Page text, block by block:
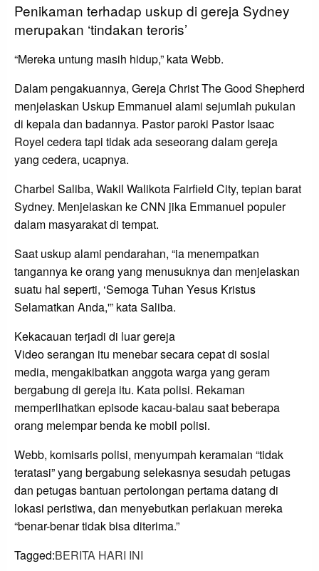
Penikaman terhadap uskup di gereja Sydney
merupakan ‘tindakan teroris’
“Mereka untung masih hidup,” kata Webb.
Dalam pengakuannya, Gereja Christ The Good Shepherd
menjelaskan Uskup Emmanuel alami sejumlah pukulan
di kepala dan badannya. Pastor paroki Pastor Isaac
Royel cedera tapi tidak ada seseorang dalam gereja
yang cedera, ucapnya.
Charbel Saliba, Wakil Walikota Fairfield City, tepian barat
Sydney. Menjelaskan ke CNN jika Emmanuel populer
dalam masyarakat di tempat.
Saat uskup alami pendarahan, “ia menempatkan
tangannya ke orang yang menusuknya dan menjelaskan
suatu hal seperti, ‘Semoga Tuhan Yesus Kristus
Selamatkan Anda,'” kata Saliba.
Kekacauan terjadi di luar gereja
Video serangan itu menebar secara cepat di sosial
media, mengakibatkan anggota warga yang geram
bergabung di gereja itu. Kata polisi. Rekaman
memperlihatkan episode kacau-balau saat beberapa
orang melempar benda ke mobil polisi.
Webb, komisaris polisi, menyumpah keramaian “tidak
teratasi” yang bergabung selekasnya sesudah petugas
dan petugas bantuan pertolongan pertama datang di
lokasi peristiwa, dan menyebutkan perlakuan mereka
“benar-benar tidak bisa diterima.”
Tagged:BERITA HARI INI